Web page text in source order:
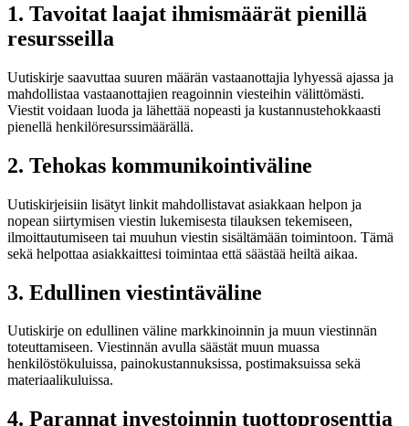
1. Tavoitat laajat ihmismäärät pienillä
resursseilla
Uutiskirje saavuttaa suuren määrän vastaanottajia lyhyessä ajassa ja
mahdollistaa vastaanottajien reagoinnin viesteihin välittömästi.
Viestit voidaan luoda ja lähettää nopeasti ja kustannustehokkaasti
pienellä henkilöresurssimäärällä.
2. Tehokas kommunikointiväline
Uutiskirjeisiin lisätyt linkit mahdollistavat asiakkaan helpon ja
nopean siirtymisen viestin lukemisesta tilauksen tekemiseen,
ilmoittautumiseen tai muuhun viestin sisältämään toimintoon. Tämä
sekä helpottaa asiakkaittesi toimintaa että säästää heiltä aikaa.
3. Edullinen viestintäväline
Uutiskirje on edullinen väline markkinoinnin ja muun viestinnän
toteuttamiseen. Viestinnän avulla säästät muun muassa
henkilöstökuluissa, painokustannuksissa, postimaksuissa sekä
materiaalikuluissa.
4. Parannat investoinnin tuottoprosenttia